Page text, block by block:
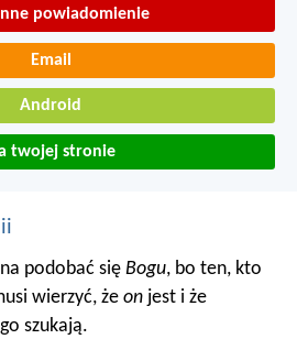
powiadomienie
Email
Android
twojej stronie
podobać się Bogu, bo ten, kto
wierzyć, że on jest i że
szukają.